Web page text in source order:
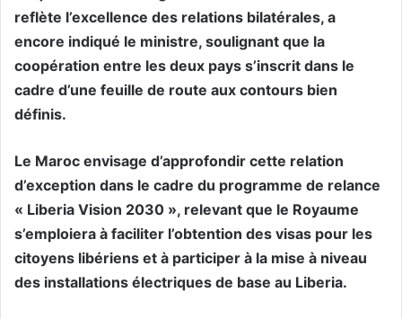
reflète l’excellence des relations bilatérales, a
encore indiqué le ministre, soulignant que la
coopération entre les deux pays s’inscrit dans le
cadre d’une feuille de route aux contours bien
définis.
Le Maroc envisage d’approfondir cette relation
d’exception dans le cadre du programme de relance
« Liberia Vision 2030 », relevant que le Royaume
s’emploiera à faciliter l’obtention des visas pour les
citoyens libériens et à participer à la mise à niveau
des installations électriques de base au Liberia.